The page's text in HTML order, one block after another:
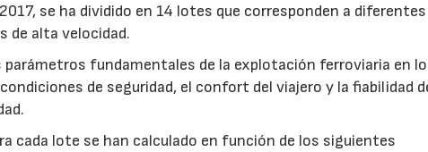
se ha dividido en 14 lotes que corresponden a diferentes
de alta velocidad.
fundamentales de la explotación ferroviaria en
de seguridad, el confort del viajero y la fiabilidad
cada lote se han calculado en función de los siguientes